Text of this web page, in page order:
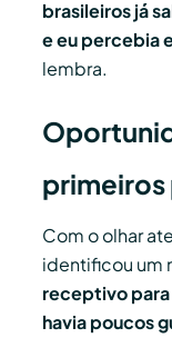
brasileiros já
e eu percebia
lembra.
primeiros
Com o olhar
identificou um
receptivo para
havia poucos